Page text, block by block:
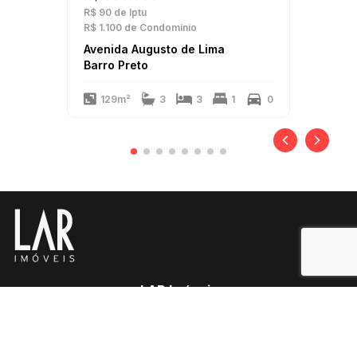
R$ 90 de Iptu
R$ 1.100 de Condomínio
Avenida Augusto de Lima
Barro Preto
129m² 3 3 1 0
LAR Imóveis